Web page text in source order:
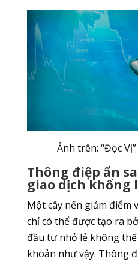
Ảnh trên: “Đọc
Thông điệp ẩn
giao dịch khổng
Một cây nến giảm điểm
chỉ có thể được tạo ra
đầu tư nhỏ lẻ không
khoản như vậy. Thông